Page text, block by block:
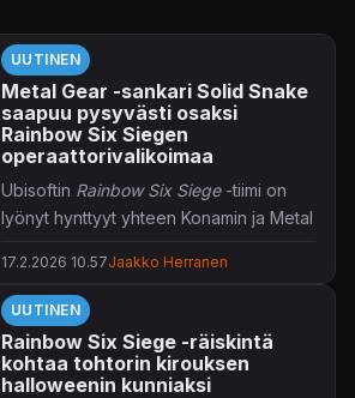
UUTINEN
Metal Gear -sankari Solid Snake
saapuu pysyvästi osaksi
Rainbow Six Siegen
operaattorivalikoimaa
Ubisoftin Rainbow Six Siege-tiimi on
lyönyt hynttyyt yhteen Konamin ja Metal
Vähintäänkin ikonisesta
sarjasta tuttu Solid Snake hiiviskelee
osaksiRainbow Six Siegenalati
kasvavaa operaattorivalikoimaa –
17.2.2026 10.57Jaakko Herranen
UUTINEN
Rainbow Six Siege -räiskintä
kohtaa tohtorin kirouksen
halloweenin kunniaksi